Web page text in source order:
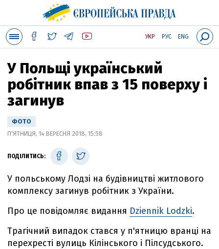
УКР РУС ENG
У Польщі український
робітник впав з 15 поверху і
загинув
ФОТО
П'ЯТНИЦЯ, 14 ВЕРЕСНЯ 2018, 15:58
ПОДІЛИТИСЬ:
У польському Лодзі на будівництві житлового
комплексу загинув робітник з України.
Про це повідомляє видання Dziennik Lodzki.
Трагічний випадок стався у п'ятницю вранці на
перехресті вулиць Кілінського і Пілсудського.